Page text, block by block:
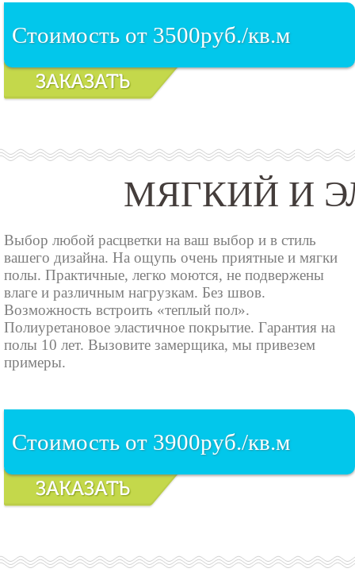
Стоимость от 3500руб./кв.м
МЯГКИЙ И
Выбор любой расцветки на ваш выбор и в стиль
вашего дизайна. На ощупь очень приятные и мягки
полы. Практичные, легко моются, не подвержены
влаге и различным нагрузкам. Без швов.
Возможность встроить «теплый пол».
Полиуретановое эластичное покрытие. Гарантия на
полы 10 лет. Вызовите замерщика, мы привезем
примеры.
Стоимость от 3900руб./кв.м